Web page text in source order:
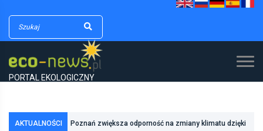
PORTAL EKOLOGICZNY
AKTUALNOŚCI Poznań zwiększa odporność na zmiany klimatu dzięki